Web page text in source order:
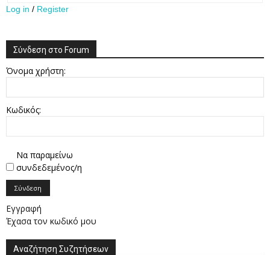
Log in / Register
Σύνδεση στο Forum
Όνομα χρήστη:
Κωδικός:
Να παραμείνω
συνδεδεμένος/η
Σύνδεση
Εγγραφή
Έχασα τον κωδικό μου
Αναζήτηση Συζητήσεων